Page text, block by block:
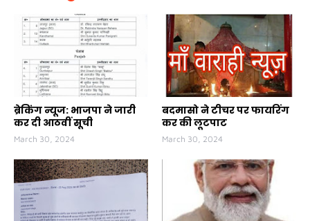
ब्रेकिंग न्यूज: भाजपा ने जारी
कर दी आठवीं सूची
March 30, 2024
बदमासो ने टीचर पर फायरिंग
कर की लूटपाट
March 30, 2024